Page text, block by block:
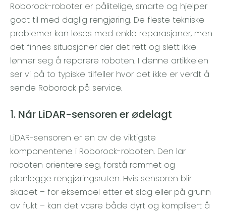
Roborock-roboter er pålitelige, smarte og hjelper
godt til med daglig rengjøring. De fleste tekniske
problemer kan løses med enkle reparasjoner, men
det finnes situasjoner der det rett og slett ikke
lønner seg å reparere roboten. I denne artikkelen
ser vi på to typiske tilfeller hvor det ikke er verdt å
sende Roborock på service.
1. Når LiDAR-sensoren er ødelagt
LiDAR-sensoren er en av de viktigste
komponentene i Roborock-roboten. Den lar
roboten orientere seg, forstå rommet og
planlegge rengjøringsruten. Hvis sensoren blir
skadet – for eksempel etter et slag eller på grunn
av fukt – kan det være både dyrt og komplisert å